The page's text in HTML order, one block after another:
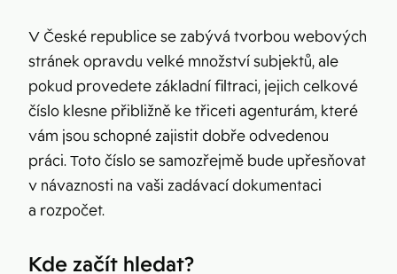
V České republice se zabývá tvorbou webových
stránek opravdu velké množství subjektů, ale
pokud provedete základní filtraci, jejich celkové
číslo klesne přibližně ke třiceti agenturám, které
vám jsou schopné zajistit dobře odvedenou
práci. Toto číslo se samozřejmě bude upřesňovat
v návaznosti na vaši zadávací dokumentaci
a rozpočet.
Kde začít hledat?